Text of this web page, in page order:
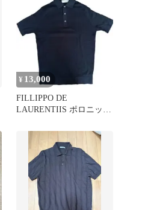
¥ 13,000
FILLIPPO DE
LAURENTIIS ポロニッ